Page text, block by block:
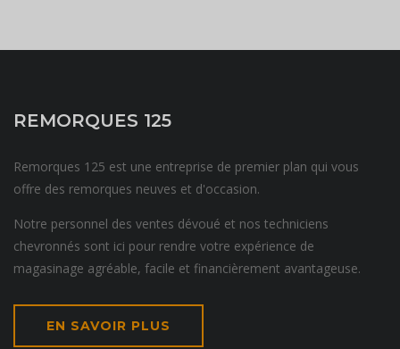
REMORQUES 125
Remorques 125 est une entreprise de premier plan qui vous
offre des remorques neuves et d'occasion.
Notre personnel des ventes dévoué et nos techniciens
chevronnés sont ici pour rendre votre expérience de
magasinage agréable, facile et financièrement avantageuse.
EN SAVOIR PLUS